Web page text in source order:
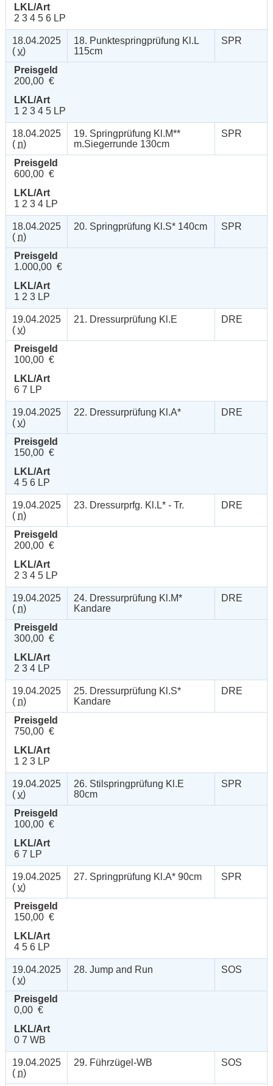
LKL/Art
2 3 4 5 6 LP
18.04.2025
( v)
18. Punktespringprüfung Kl.L
115cm
SPR
Preisgeld
200,00 €
LKL/Art
1 2 3 4 5 LP
18.04.2025
( n)
19. Springprüfung Kl.M**
m.Siegerrunde 130cm
SPR
Preisgeld
600,00 €
LKL/Art
1 2 3 4 LP
18.04.2025
( n)
20. Springprüfung Kl.S* 140cm SPR
Preisgeld
1.000,00 €
LKL/Art
1 2 3 LP
19.04.2025
( v)
21. Dressurprüfung Kl.E DRE
Preisgeld
100,00 €
LKL/Art
6 7 LP
19.04.2025
( v)
22. Dressurprüfung Kl.A* DRE
Preisgeld
150,00 €
LKL/Art
4 5 6 LP
19.04.2025
( n)
23. Dressurprfg. Kl.L* - Tr. DRE
Preisgeld
200,00 €
LKL/Art
2 3 4 5 LP
19.04.2025
( n)
24. Dressurprüfung Kl.M*
Kandare
DRE
Preisgeld
300,00 €
LKL/Art
2 3 4 LP
19.04.2025
( n)
25. Dressurprüfung Kl.S*
Kandare
DRE
Preisgeld
750,00 €
LKL/Art
1 2 3 LP
19.04.2025
( v)
26. Stilspringprüfung Kl.E
80cm
SPR
Preisgeld
100,00 €
LKL/Art
6 7 LP
19.04.2025
( v)
27. Springprüfung Kl.A* 90cm SPR
Preisgeld
150,00 €
LKL/Art
4 5 6 LP
19.04.2025
( v)
28. Jump and Run SOS
Preisgeld
0,00 €
LKL/Art
0 7 WB
19.04.2025
( n)
29. Führzügel-WB SOS